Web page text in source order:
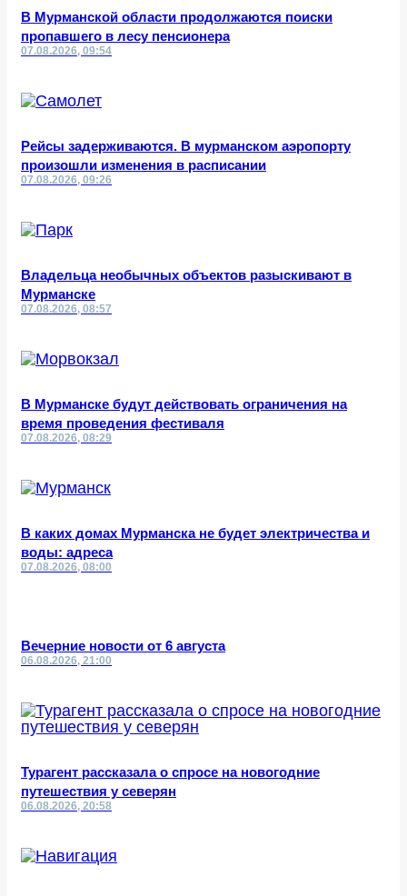
В Мурманской области продолжаются поиски
пропавшего в лесу пенсионера
07.08.2026, 09:54
Рейсы задерживаются. В мурманском аэропорту
произошли изменения в расписании
07.08.2026, 09:26
Владельца необычных объектов разыскивают в
Мурманске
07.08.2026, 08:57
В Мурманске будут действовать ограничения на
время проведения фестиваля
07.08.2026, 08:29
В каких домах Мурманска не будет электричества и
воды: адреса
07.08.2026, 08:00
Вечерние новости от 6 августа
06.08.2026, 21:00
Турагент рассказала о спросе на новогодние
путешествия у северян
06.08.2026, 20:58